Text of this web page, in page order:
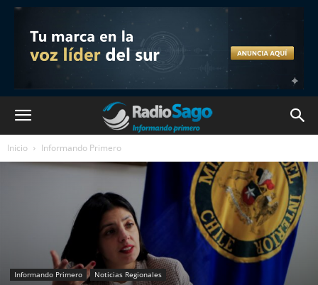
Inicio Informando Primero
Informando Primero Noticias Regionales